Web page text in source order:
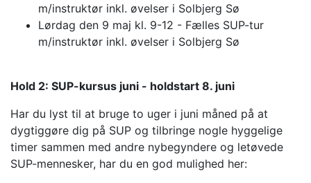
m/instruktør inkl. øvelser i Solbjerg Sø
Lørdag den 9 maj kl. 9-12 - Fælles SUP-tur
m/instruktør inkl. øvelser i Solbjerg Sø
Hold 2: SUP-kursus juni - holdstart 8. juni
Har du lyst til at bruge to uger i juni måned på at
dygtiggøre dig på SUP og tilbringe nogle hyggelige
timer sammen med andre nybegyndere og letøvede
SUP-mennesker, har du en god mulighed her: